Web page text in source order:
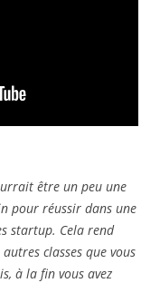
être un peu une
pour réussir dans une
startup. Cela rend
classes que vous
à la fin vous avez